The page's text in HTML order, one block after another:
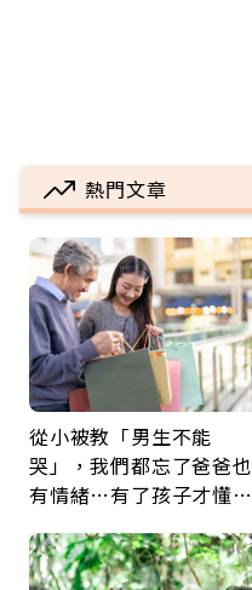
熱門文章
從小被教「男生不能
哭」，我們都忘了爸爸也
有情緒…有了孩子才懂：
久違的關心